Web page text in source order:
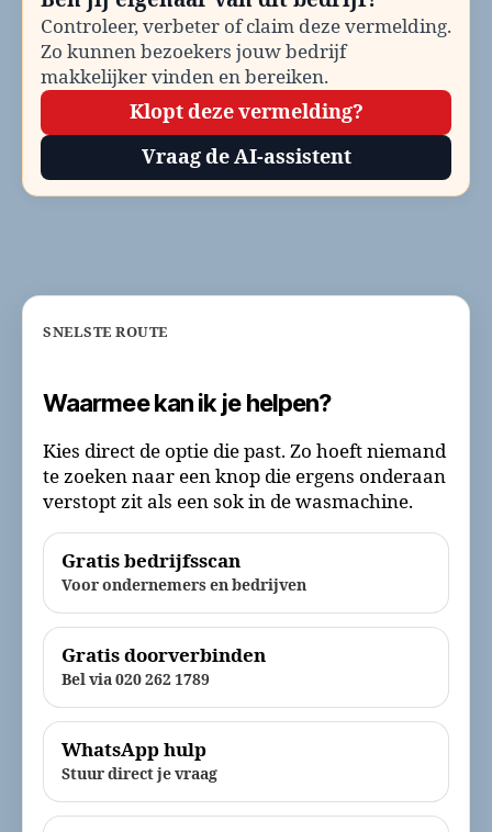
Controleer, verbeter of claim deze vermelding.
Zo kunnen bezoekers jouw bedrijf
makkelijker vinden en bereiken.
Klopt deze vermelding?
Vraag de AI-assistent
SNELSTE ROUTE
Waarmee kan ik je helpen?
Kies direct de optie die past. Zo hoeft niemand
te zoeken naar een knop die ergens onderaan
verstopt zit als een sok in de wasmachine.
Gratis bedrijfsscan
Voor ondernemers en bedrijven
Gratis doorverbinden
Bel via 020 262 1789
WhatsApp hulp
Stuur direct je vraag